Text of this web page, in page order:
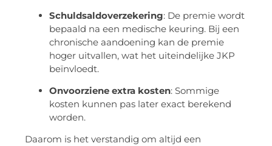
Schuldsaldoverzekering: De premie wordt
bepaald na een medische keuring. Bij een
chronische aandoening kan de premie
hoger uitvallen, wat het uiteindelijke JKP
beïnvloedt.
Onvoorziene extra kosten: Sommige
kosten kunnen pas later exact berekend
worden.
Daarom is het verstandig om altijd een